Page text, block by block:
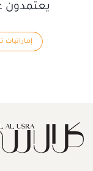
يعتمدون